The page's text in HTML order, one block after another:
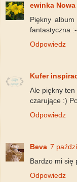
ewinka Nowa
Piękny
fantastyczna
Odpowiedz
Kufer
Ale piękny ten
czarujące :)
Odpowiedz
Beva 7
Bardzo mi się
Odpowiedz